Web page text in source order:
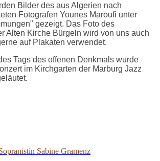
Bilder des aus Algerien nach
Fotografen Younes Maroufi unter
gezeigt. Das Foto des
Alten Kirche Bürgeln wird von uns auch
auf Plakaten verwendet.
Tags des offenen Denkmals wurde
im Kirchgarten der Marburg Jazz
Sabine Gramenz